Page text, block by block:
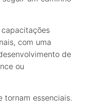
com uma
de
ou
tornam essenciais.